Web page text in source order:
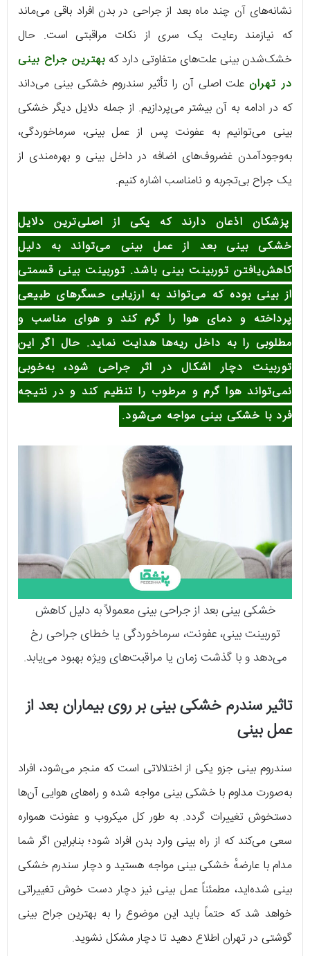
نشانه‌های آن چند ماه بعد از جراحی در بدن افراد باقی می‌ماند
که نیازمند رعایت یک سری از نکات مراقبتی است. حال
خشک‌شدن بینی علت‌های متفاوتی دارد کهبهترین جراح بینی
در تهرانعلت اصلی آن را تأثیر سندروم خشکی بینی می‌داند
که در ادامه به آن بیشتر می‌پردازیم. از جمله دلایل دیگر خشکی
بینی می‌توانیم به عفونت پس از عمل بینی، سرماخوردگی،
به‌وجودآمدن غضروف‌های اضافه در داخل بینی و بهره‌مندی از
یک جراح بی‌تجربه و نامناسب اشاره کنیم.
پزشکان اذعان دارند که یکی از اصلی‌ترین دلایل
خشکی بینی بعد از عمل بینی می‌تواند به دلیل
کاهش‌یافتن توربینت بینی باشد. توربینت بینی قسمتی
از بینی بوده که می‌تواند به ارزیابی حسگرهای طبیعی
پرداخته و دمای هوا را گرم کند و هوای مناسب و
مطلوبی را به داخل ریه‌ها هدایت نماید. حال اگر این
توربینت دچار اشکال در اثر جراحی شود، به‌خوبی
نمی‌تواند هوا گرم و مرطوب را تنظیم کند و در نتیجه
فرد با خشکی بینی مواجه می‌شود.
خشکی بینی بعد از جراحی بینی معمولاً به دلیل کاهش
توربینت بینی، عفونت، سرماخوردگی یا خطای جراحی رخ
می‌دهد و با گذشت زمان یا مراقبت‌های ویژه بهبود می‌یابد.
تاثیر سندرم خشکی بینی بر روی بیماران بعد از
عمل بینی
سندروم بینی جزو یکی از اختلالاتی است که منجر می‌شود، افراد
به‌صورت مداوم با خشکی بینی مواجه شده و راه‌های هوایی آن‌ها
دستخوش تغییرات گردد. به طور کل میکروب و عفونت همواره
سعی می‌کند که از راه بینی وارد بدن افراد شود؛ بنابراین اگر شما
مدام با عارضهٔ خشکی بینی مواجه هستید و دچار سندرم خشکی
بینی شده‌اید، مطمئناً عمل بینی نیز دچار دست خوش تغییراتی
خواهد شد که حتماً باید این موضوع را به بهترین جراح بینی
گوشتی در تهران اطلاع دهید تا دچار مشکل نشوید.